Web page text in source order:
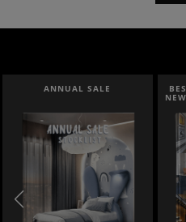
BEST INTERIOR DESIGNERS
NEW YORK AND NEW JERSEY